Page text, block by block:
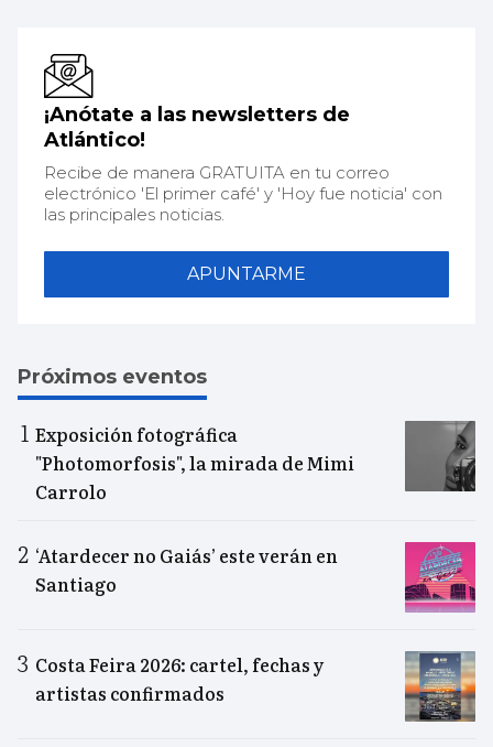
¡Anótate a las newsletters de
Atlántico!
Recibe de manera GRATUITA en tu correo
electrónico 'El primer café' y 'Hoy fue noticia' con
las principales noticias.
APUNTARME
Próximos eventos
Exposición fotográfica
"Photomorfosis", la mirada de Mimi
Carrolo
‘Atardecer no Gaiás’ este verán en
Santiago
Costa Feira 2026: cartel, fechas y
artistas confirmados